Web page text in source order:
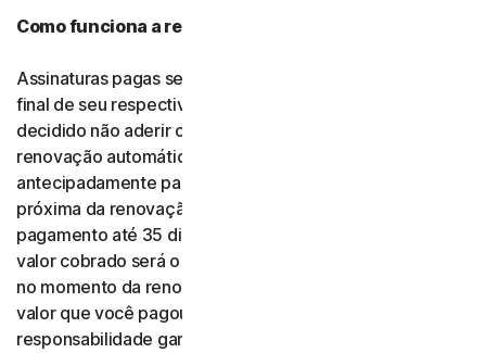
Como funciona a renovação automática?
Assinaturas pagas serão renovadas automaticamente ao
final de seu respectivo período, a menos que você tenha
decidido não aderir ou tenha optado por desativar a
renovação automática. Enviaremos um e-mail
antecipadamente para avisar que sua assinatura está
próxima da renovação e cobraremos seu método de
pagamento até 35 dias antes do término da assinatura. O
valor cobrado será o preço do software ou dos serviços
no momento da renovação, que pode ser diferente do
valor que você pagou originalmente. É sua
responsabilidade garantir que o endereço de e-mail